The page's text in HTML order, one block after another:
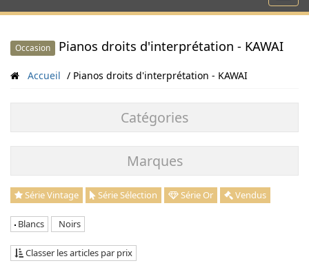
Occasion Pianos droits d'interprétation - KAWAI
Accueil Pianos droits d'interprétation - KAWAI
Catégories
Marques
Série Vintage Série Sélection Série Or Vendus
Blancs Noirs
Classer les articles par prix